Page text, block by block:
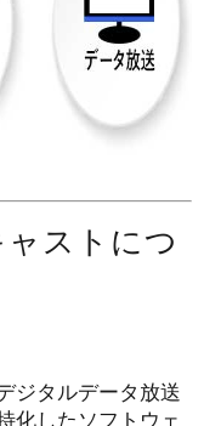
ストにつ
ジタルデータ放送
化したソフトウェ